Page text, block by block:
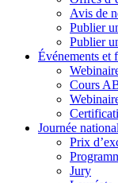
Avis de
Publier
Publier
Événements et
Cours
Journée
Prix
Jury